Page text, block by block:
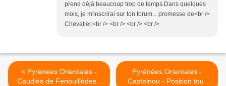
prend déjà beaucoup trop de temps.Dans quelques
mois, je m'inscrirai sur ton forum... promesse de<br />
Chevalier.<br /> <br /> <br /> <br />
< Pyrénées Orientales -
Caudiès de Fenouillèdes -
Pyrénées Orientales -
Castelnou - Position tour